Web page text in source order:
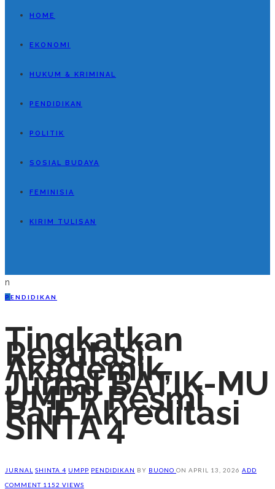
HOME
EKONOMI
HUKUM & KRIMINAL
PENDIDIKAN
POLITIK
SOSIAL BUDAYA
FEMINISIA
KIRIM TULISAN
n
P ENDIDIKAN
Tingkatkan
Reputasi
Akademik,
Jurnal BATIK-MU
UMPP Resmi
Raih Akreditasi
SINTA 4
JURNAL SHINTA 4 UMPP PENDIDIKAN BY BUONO ON APRIL 13, 2026 ADD
COMMENT 1152 VIEWS